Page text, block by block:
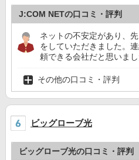
J:COM NETの口コミ・評判
ネットの不安定があり、
をしていただきました。
頼できる会社だと思いま
その他の口コミ・評判
ビッグローブ光
ビッグローブ光の口コミ・評判